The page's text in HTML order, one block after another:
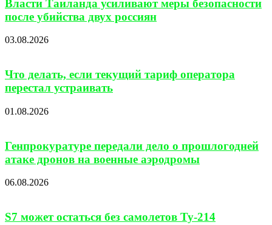
Власти Таиланда усиливают меры безопасности
после убийства двух россиян
03.08.2026
Что делать, если текущий тариф оператора
перестал устраивать
01.08.2026
Генпрокуратуре передали дело о прошлогодней
атаке дронов на военные аэродромы
06.08.2026
S7 может остаться без самолетов Ту-214